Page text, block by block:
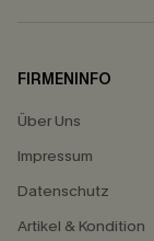
FIRMENINFO
Über Uns
Impressum
Datenschutz
Artikel & Kondition